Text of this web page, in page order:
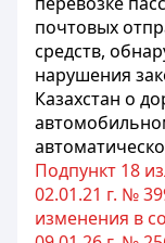
почтовых
средств,
нарушения
Казахстан о
Подпункт 18
02.01.21 г. №
изменения в